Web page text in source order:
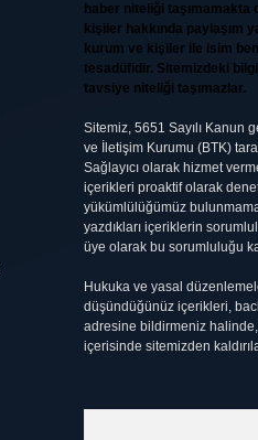
haber niteliği taşımamakta
kişiler hakkında paylaşım
kurum ve kişiler ile isim
tesadüfidir. Sitemizdeki
tavsiye niteliği taşımazlar.
Sitemiz, 5651 Sayılı Kanun
ve İletişim Kurumu (BTK)
Sağlayıcı olarak hizmet
içerikleri proaktif olarak
yükümlülüğümüz
yazdıkları içeriklerin
üye olarak bu sorumluluğu
Hukuka ve yasal
düşündüğünüz içerikleri,
adresine bildirmeniz
içerisinde sitemizden